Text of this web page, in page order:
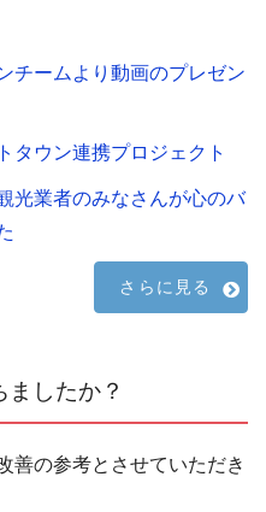
チームより動画のプレゼン
タウン連携プロジェクト
光業者のみなさんが心のバ
さらに見る
したか？
善の参考とさせていただき